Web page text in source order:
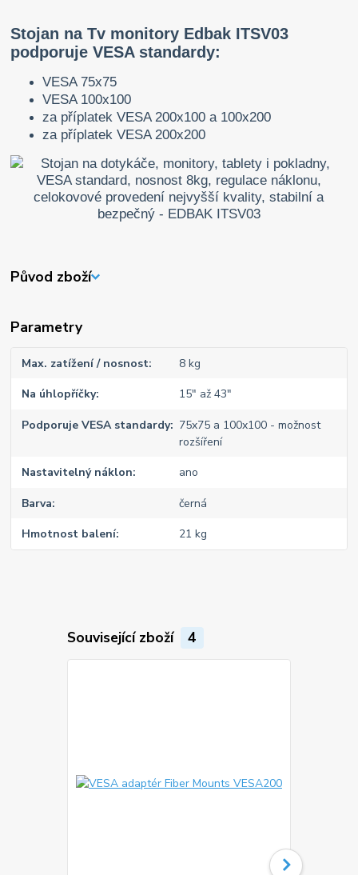
Stojan na Tv monitory Edbak ITSV03
podporuje VESA standardy:
VESA 75x75
VESA 100x100
za příplatek VESA 200x100 a 100x200
za příplatek VESA 200x200
Původ zboží
Parametry
Max. zatížení / nosnost 8 kg
Na úhlopříčky 15" až 43"
Podporuje VESA standardy
75x75 a 100x100 - možnost
rozšíření
Nastavitelný náklon ano
Barva černá
Hmotnost balení 21 kg
Související zboží 4